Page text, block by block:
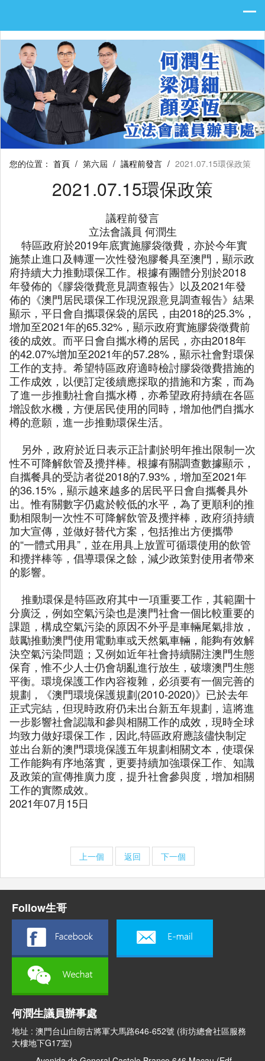
您的位置： 首頁 / 第六屆 / 議程前發言 / 2021.07.15環保政策
2021.07.15環保政策
議程前發言
立法會議員 何潤生
特區政府於2019年底實施膠袋徵費，亦於今年實
施禁止進口及轉運一次性發泡膠餐具至澳門，顯示政
府持續大力推動環保工作。根據有團體分別於2018
年發佈的《膠袋徵費意見調查報告》以及2021年發
佈的《澳門居民環保工作現況跟意見調查報告》結果
顯示，平日會自攜環保袋的居民，由2018的25.3%，
增加至2021年的65.32%，顯示政府實施膠袋徵費前
後的成效。而平日會自攜水樽的居民，亦由2018年
的42.07%增加至2021年的57.28%，顯示社會對環保
工作的支持。希望特區政府適時檢討膠袋徵費措施的
工作成效，以便訂定後續應採取的措施和方案，而為
了進一步推動社會自攜水樽，亦希望政府持續在各區
增設飲水機，方便居民使用的同時，增加他們自攜水
樽的意願，進一步推動環保生活。
另外，政府於近日表示正計劃於明年推出限制一次
性不可降解飲管及攪拌棒。根據有關調查數據顯示，
自攜餐具的受訪者從2018的7.93%，增加至2021年
的36.15%，顯示越來越多的居民平日會自攜餐具外
出。惟有關數字仍處於較低的水平，為了更順利的推
動相限制一次性不可降解飲管及攪拌棒，政府須持續
加大宣傳，並做好替代方案，包括推出方便攜帶
的“一體式用具”，並在用具上放置可循環使用的飲管
和攪拌棒等，倡導環保之餘，減少政策對使用者帶來
的影響。
推動環保是特區政府其中一項重要工作，其範圍十
分廣泛，例如空氣污染也是澳門社會一個比較重要的
課題，構成空氣污染的原因不外乎是車輛尾氣排放，
鼓勵推動澳門使用電動車或天然氣車輛，能夠有效解
決空氣污染問題；又例如近年社會持續關注澳門生態
保育，惟不少人士仍會胡亂進行放生，破壞澳門生態
平衡。環境保護工作內容複雜，必須要有一個完善的
規劃，《澳門環境保護規劃(2010-2020)》已於去年
正式完結，但現時政府仍未出台新五年規劃，這將進
一步影響社會認識和參與相關工作的成效，現時全球
均致力做好環保工作，因此,特區政府應該儘快制定
並出台新的澳門環境保護五年規劃相關文本，使環保
工作能夠有序地落實，更要持續加強環保工作、知識
及政策的宣傳推廣力度，提升社會參與度，增加相關
工作的實際成效。
2021年07月15日
上一個 返回 下一個
Follow生哥
何潤生議員辦事處
地址 : 澳門台山白朗古將軍大馬路646-652號 (街坊總會社區服務
大樓地下G17室)